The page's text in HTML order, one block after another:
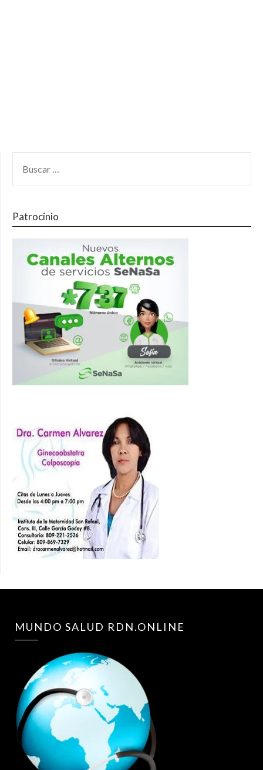
Patrocinio
MUNDO SALUD RDN.ONLINE